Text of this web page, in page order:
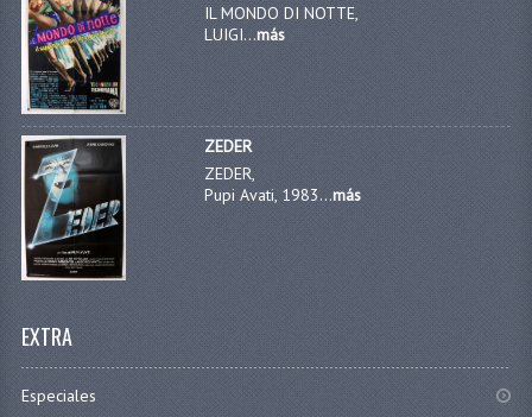
IL MONDO DI NOTTE,
LUIGI...más
ZEDER
ZEDER,
Pupi Avati, 1983...más
EXTRA
Especiales